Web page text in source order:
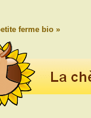
ferme bio »